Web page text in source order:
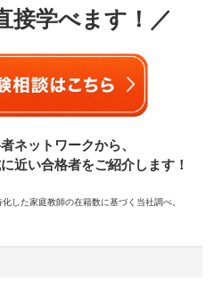
接学べます！／
ネットワークから、
近い合格者をご紹介します！
した家庭教師の在籍数に基づく当社調べ。